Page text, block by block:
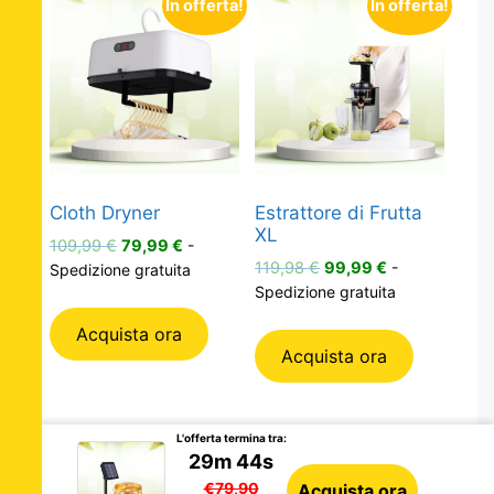
L'offerta termina tra:
29m 44s
€79,90
In offerta!
Cloth Dryner
109,99€ Il
prezzo
era:
109,99 €.
79,99 € Il
prezzo
è:
79,99 €.
-
Spedizione gratuita
Acquista ora
In offerta!
Estrattore di Frutta
XL
119,98€ Il
prezzo
era:
119,98 €.
99,99€ Il
prezzo
è:
99,99 €.
-
Spedizione gratuita
Acquista ora